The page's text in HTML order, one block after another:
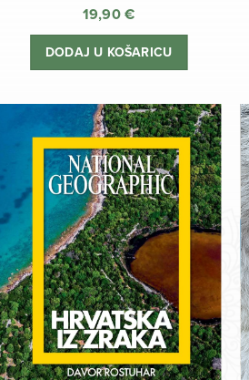
19,90€
DODAJ U KOŠARICU